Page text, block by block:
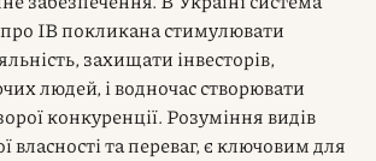
ІВ покликана стимулювати
захищати інвесторів,
людей, і водночас створювати
конкуренції. Розуміння видів
власності та переваг, є ключовим для